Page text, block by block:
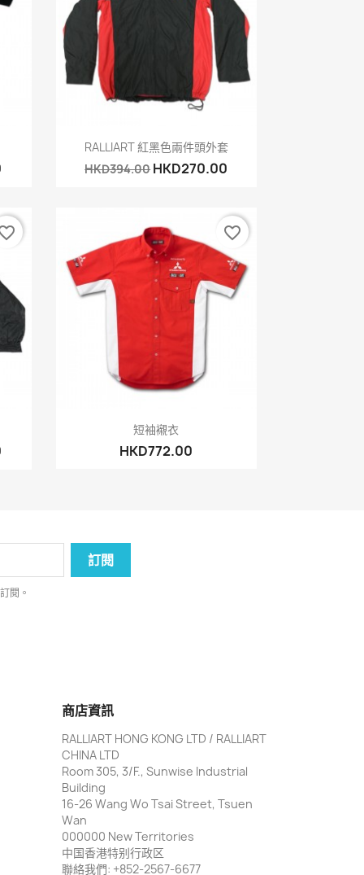
快速查看
RALLIART 紅黑色兩件頭外套
HKD394.00HKD270.00
快速查看
短袖襯衣
HKD772.00
favorite_border
閱。
商店資訊
RALLIART HONG KONG LTD / RALLIART
CHINA LTD
Room 305, 3/F., Sunwise Industrial
Building
16-26 Wang Wo Tsai Street, Tsuen
Wan
000000 New Territories
中国香港特别行政区
聯絡我們: +852-2567-6677